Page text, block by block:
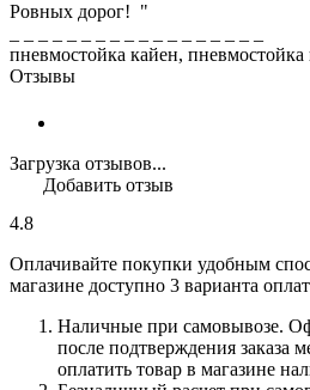
Ровных дорог! "
пневмостойка кайен,
Отзывы
Загрузка отзывов...
4.8
Добавить отзыв
Оплачивайте покупки удобным
магазине доступно 3 варианта
Наличные при самовывозе.
после подтверждения заказа
оплатить товар в магазине